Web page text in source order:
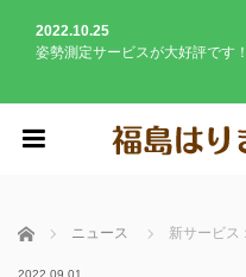
2022.10.25
姿勢測定サービスが大好評です！
ホーム ニュース 新サービス
2022.09.01